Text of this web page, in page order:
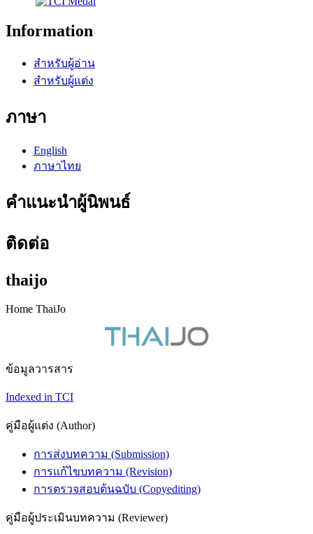
Information
สำหรับผู้อ่าน
สำหรับผู้แต่ง
ภาษา
English
ภาษาไทย
คำแนะนำผู้นิพนธ์
ติดต่อ
thaijo
Home ThaiJo
ข้อมูลวารสาร
Indexed in TCI
คู่มือผู้แต่ง (Author)
การส่งบทความ (Submission)
การแก้ไขบทความ (Revision)
การตรวจสอบต้นฉบับ (Copyediting)
คู่มือผู้ประเมินบทความ (Reviewer)